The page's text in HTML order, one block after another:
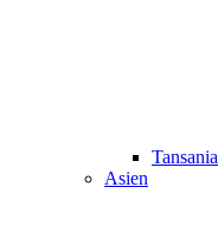
Tansania
Asien